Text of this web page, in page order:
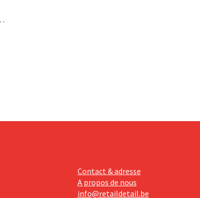
Contact & adresse
A propos de nous
info@retaildetail.be